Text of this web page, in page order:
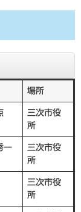
場所
三次市役
所
一
三次市役
所
三次市役
所